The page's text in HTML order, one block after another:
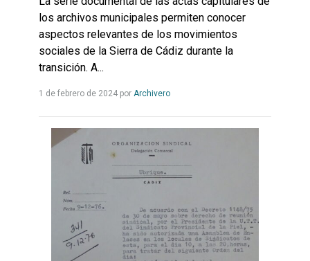
los archivos municipales permiten conocer
aspectos relevantes de los movimientos
sociales de la Sierra de Cádiz durante la
transición. A...
1 de febrero de 2024por ArchiveroLeer